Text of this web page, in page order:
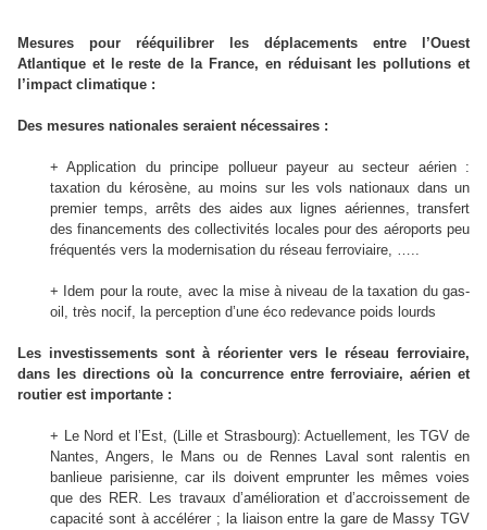
Mesures pour rééquilibrer les déplacements entre l’Ouest
Atlantique et le reste de la France, en réduisant les pollutions et
l’impact climatique :
Des mesures nationales seraient nécessaires :
+ Application du principe pollueur payeur au secteur aérien :
taxation du kérosène, au moins sur les vols nationaux dans un
premier temps, arrêts des aides aux lignes aériennes, transfert
des financements des collectivités locales pour des aéroports peu
fréquentés vers la modernisation du réseau ferroviaire, …..
+ Idem pour la route, avec la mise à niveau de la taxation du gas-
oil, très nocif, la perception d’une éco redevance poids lourds
Les investissements sont à réorienter vers le réseau ferroviaire,
dans les directions où la concurrence entre ferroviaire, aérien et
routier est importante :
+ Le Nord et l’Est, (Lille et Strasbourg): Actuellement, les TGV de
Nantes, Angers, le Mans ou de Rennes Laval sont ralentis en
banlieue parisienne, car ils doivent emprunter les mêmes voies
que des RER. Les travaux d’amélioration et d’accroissement de
capacité sont à accélérer ; la liaison entre la gare de Massy TGV